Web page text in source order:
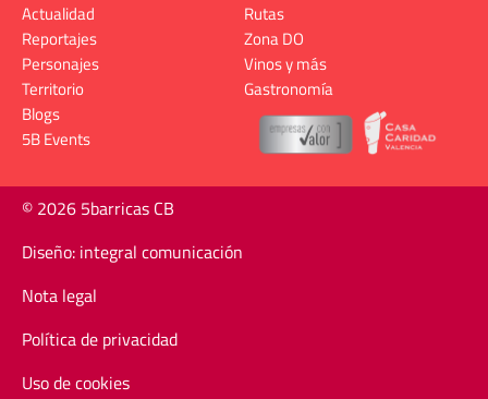
Actualidad
Reportajes
Personajes
Territorio
Rutas
Zona DO
Vinos y más
Gastronomía
Blogs
5B Events
© 2026 5barricas CB
Diseño: integral comunicación
Nota legal
Política de privacidad
Uso de cookies